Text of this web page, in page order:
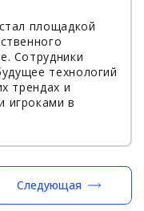
площадкой
Сотрудники
технологий
трендах и
игроками в
Следующая